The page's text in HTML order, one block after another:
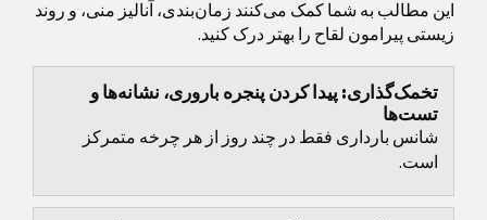
این مطالب به شما کمک می‌کنند زمان‌بندی، آنالیز منی، و روند
زیستی پیرامون لقاح را بهتر درک کنید.
تخمک‌گذاری: پیدا کردن پنجره باروری، نشانه‌ها و
تست‌ها
شانس بارداری فقط در چند روز از هر چرخه متمرکز
است.